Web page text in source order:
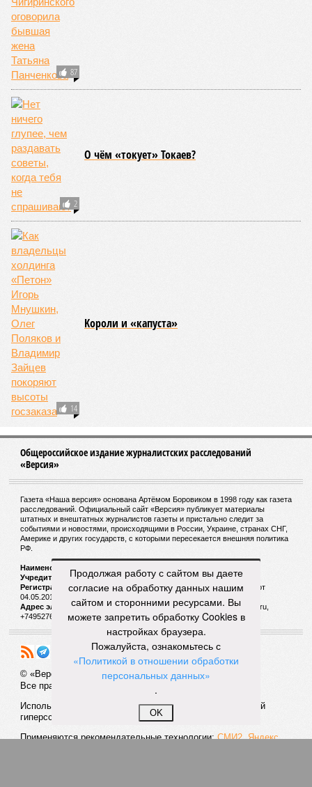
87
2
О чём «токует» Токаев?
14
Kороли и «капуста»
Общероссийское издание журналистских расследований
«Версия»
Газета «Наша версия» основана Артёмом Боровиком в 1998 году как газета
расследований. Официальный сайт «Версия» публикует материалы
штатных и внештатных журналистов газеты и пристально следит за
событиями и новостями, происходящими в России, Украине, странах СНГ,
Америке и других государств, с которыми пересекается внешняя политика
РФ.
Наименование:
Учредитель:
ООО «Версия»,Главный редактор:Горевой Р. Г.
Регистрационный номер Роскомнадзора:ЭЛ № ФС 77 - 72681 от
04.05.2018 г.
Адрес электронной почты и телефон редакции:versia@versia.ru,
+74952760348
© «Версия»
Все права защищены
Использование материалов «Версии» без индексируемой
гиперссылки запрещено
Применяются рекомендательные технологии:СМИ2, Яндекс,
Продолжая работу с сайтом вы даете
согласие на обработку данных нашим
сайтом и сторонними ресурсами. Вы
можете запретить обработку Cookies в
настройках браузера.
Пожалуйста, ознакомьтесь с
«Политикой в отношении обработки
персональных данных»
.
OK